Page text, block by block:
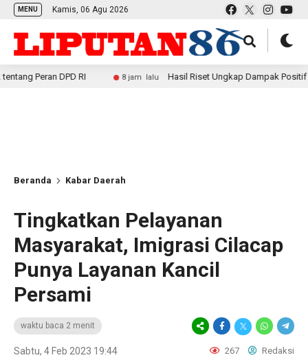
MENU Kamis, 06 Agu 2026
DPD RI 8 jam lalu Hasil Riset Ungkap Dampak Positif MBG bagi
Beranda Kabar Daerah
Tingkatkan Pelayanan
Masyarakat, Imigrasi Cilacap
Punya Layanan Kancil
Persami
waktu baca 2 menit
Sabtu, 4 Feb 2023 19:44 267 Redaksi